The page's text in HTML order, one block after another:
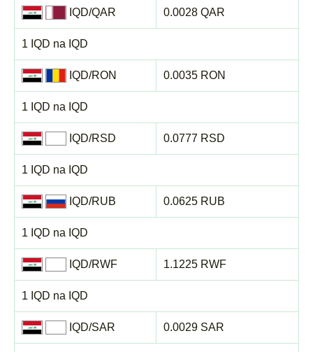
IQD/QAR
1 IQD na IQD
0.0028 QAR
IQD/RON
1 IQD na IQD
0.0035 RON
IQD/RSD
1 IQD na IQD
0.0777 RSD
IQD/RUB
1 IQD na IQD
0.0625 RUB
IQD/RWF
1 IQD na IQD
1.1225 RWF
IQD/SAR 0.0029 SAR